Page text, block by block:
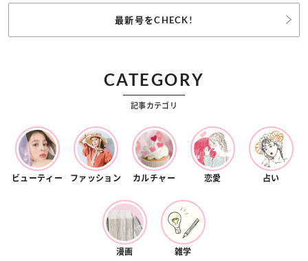
最新号をCHECK!
CATEGORY
記事カテゴリ
ビューティー ファッション カルチャー 恋愛 占い
漫画 雑学